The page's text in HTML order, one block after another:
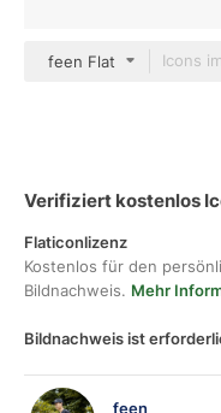
feen Flat
Verifiziert kostenlos
Flaticonlizenz
Kostenlos für den
Bildnachweis. Mehr
Bildnachweis ist
feen